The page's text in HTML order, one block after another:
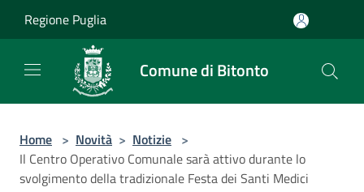
Regione Puglia
Comune di Bitonto
Home > Novità > Notizie >
Il Centro Operativo Comunale sarà attivo durante lo
svolgimento della tradizionale Festa dei Santi Medici